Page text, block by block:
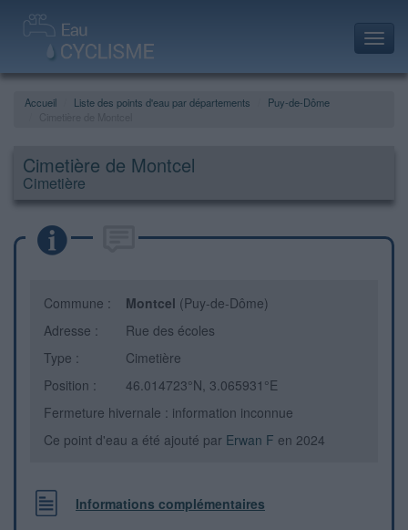
Accueil Liste des points d'eau par départements
Puy-de-Dôme
Cimetière de Montcel
Cimetière
Commune : Montcel (Puy-de-Dôme)
Adresse :
Rue des écoles
Type :
Cimetière
Position :
46.014723°N, 3.065931°E
Fermeture hivernale : information inconnue
Ce point d'eau a été ajouté par Erwan F en 2024
Informations complémentaires